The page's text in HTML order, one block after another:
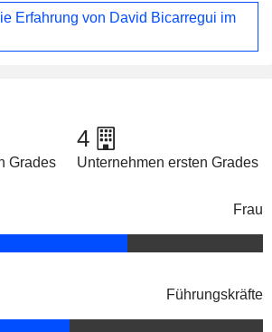
Erfahrung von David Bicarregui im
Grades
4
Unternehmen ersten Grades
Frau
Führungskräfte